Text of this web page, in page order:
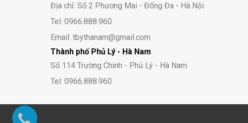
Địa chỉ: Số 2 Phương Mai - Đống Đa - Hà Nội
Tel: 0966.888.960
Email: tbythanam@gmail.com
Thành phố Phủ Lý - Hà Nam
Số 114 Trường Chinh - Phủ Lý - Hà Nam
Tel: 0966.888.960